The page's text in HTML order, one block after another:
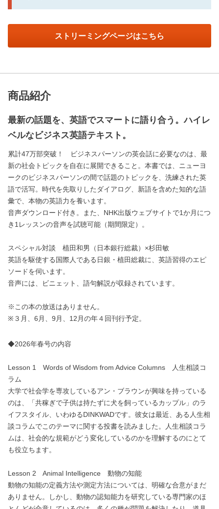
ストリーミングページはこちら
商品紹介
最新の話題を、英語でスマートに語り合う。ハイレ
ベルなビジネス英語テキスト。
累計47万部突破！ ビジネスパーソンの英会話に必要なのは、最
新の社会トピックを自在に展開できること。本書では、ニューヨ
ークのビジネスパーソンの間で話題のトピックを、洗練された英
語で活写。時代を先取りしたダイアログ、新語を含めた知的な語
彙で、本物の英語力を養います。
音声ダウンロード付き。また、NHK出版ウェブサイトで1か月につ
き1レッスンの音声を試聴可能（期間限定）。
スペシャル対談 植田和男（日本銀行総裁）×杉田敏
英語を駆使する国際人である日銀・植田総裁に、英語習得のエピ
ソードを伺います。
音声には、ビニェット、語句解説が収録されています。
※この本の放送はありません。
※３月、6月、9月、12月の年４回刊行予定。
◆2026年春号の内容
Lesson 1 Words of Wisdom from Advice Columns 人生相談コ
ラム
大学で社会学を専攻しているアン・ブラウンが興味を持っている
のは、「共稼ぎで子供は持たずに犬を飼っているカップル」のラ
イフスタイル、いわゆるDINKWADです。彼女は最近、ある人生相
談コラムでこのテーマに関する投書を読みました。人生相談コラ
ムは、社会的な規範がどう変化しているのかを理解するのにとて
も役立ちます。
Lesson 2 Animal Intelligence 動物の知能
動物の知能の定義方法や測定方法については、明確な合意がまだ
ありません。しかし、動物の認知能力を研究している専門家のほ